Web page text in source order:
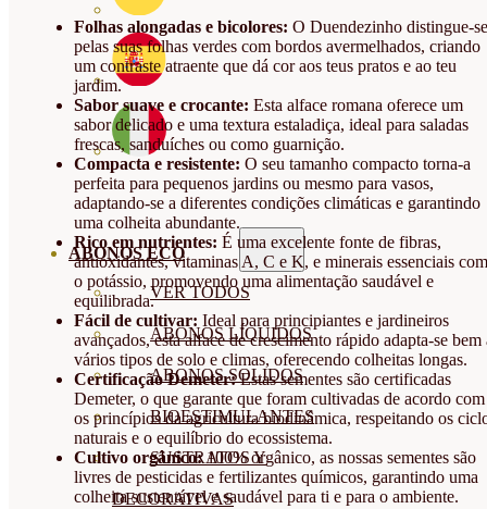
ABONOS ECO
VER TODOS
ABONOS LÍQUIDOS
ABONOS SOLIDOS
BIOESTIMULANTES
SUSTRATOS Y
DECORATIVAS
Folhas alongadas e bicolores: O Duendezinho distingue-se
pelas suas folhas verdes com bordos avermelhados, criando
um contraste atraente que dá cor aos teus pratos e ao teu
jardim.
Sabor suave e crocante: Esta alface romana oferece um
sabor delicado e uma textura estaladiça, ideal para saladas
frescas, sanduíches ou como guarnição.
Compacta e resistente: O seu tamanho compacto torna-a
perfeita para pequenos jardins ou mesmo para vasos,
adaptando-se a diferentes condições climáticas e garantindo
uma colheita abundante.
Rico em nutrientes: É uma excelente fonte de fibras,
antioxidantes, vitaminas A, C e K, e minerais essenciais
o potássio, promovendo uma alimentação saudável e
equilibrada.
Fácil de cultivar: Ideal para principiantes e jardineiros
avançados, esta alface de crescimento rápido adapta-se bem
vários tipos de solo e climas, oferecendo colheitas longas.
Certificação Demeter:Estas sementes são certificadas
Demeter, o que garante que foram cultivadas de acordo com
os princípios da agricultura biodinâmica, respeitando os
naturais e o equilíbrio do ecossistema.
Cultivo orgânico:100% orgânico, as nossas sementes são
livres de pesticidas e fertilizantes químicos, garantindo uma
colheita sustentável e saudável para ti e para o ambiente.